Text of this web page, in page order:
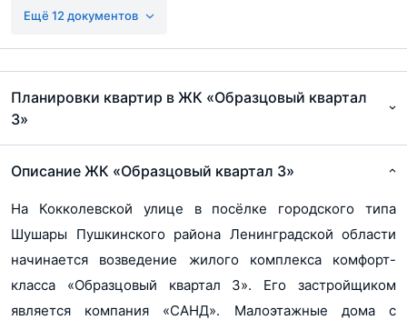
Изменения ПД ЖК Образцовый квартал 3 от 28.04.2017
pdf, 3Мб
ПД ЖК Образцовый квартал 3 от 31.07.2017
Изменения в ПД ЖК Образцовый квартал 3 от 27.04.18
Изменения в ПД ЖК Образцовый квартал 3 от 23.03.18
pdf, 841Кб
Ещё 12 документов
Планировки квартир в ЖК «Образцовый квартал
3»
Описание ЖК «Образцовый квартал 3»
На Кокколевской улице в посёлке городского типа
Шушары Пушкинского района Ленинградской области
начинается возведение жилого комплекса комфорт-
класса «Образцовый квартал 3». Его застройщиком
является компания «САНД». Малоэтажные дома с